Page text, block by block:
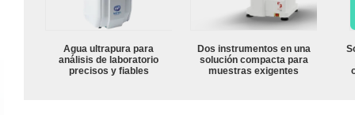
Agua ultrapura para
análisis de laboratorio
precisos y fiables
Dos instrumentos en una
solución compacta para
muestras exigentes